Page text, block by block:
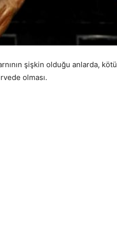
şişkin olduğu anlarda, kötü
olması.